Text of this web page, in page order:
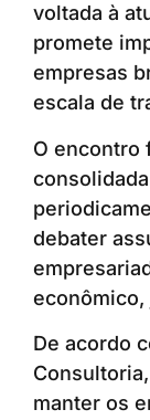
voltada à
promete
empresas
escala de
O encontro
debater
De acordo
manter os